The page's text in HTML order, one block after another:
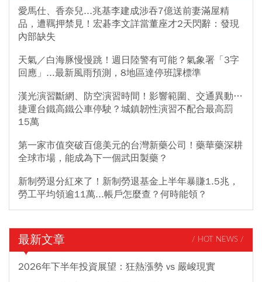
愛馬仕、香奈兒...兆基李建成涉吞7億送前妻滿屋精
品，遭羈押禁見！宏碁李文詳當董座才2天閃辭：發現
內部缺失
天氣／白海豚慢慢跳！週日陸警有可能？氣象署「3字
回應」...最新風雨預測，8地區達停班課標準
漢光演習斷網、防空演習時間！影響範圍、交通異動…
捷運台鐵高鐵公車停駛？城鎮韌性演習不配合最高罰
15萬
第一家市值突破百億美元的台灣新藥公司！藥華藥深耕
全球市場，能成為下一個武田製藥？
新制勞退分紅來了！新制勞退基金上半年暴賺1.5兆，
勞工平均領逾11萬...帳戶怎麼查？何時能領？
最新文章 / HOT NEWS /
2026年下半年投資展望：狂熱漲勢 vs 嚴峻現實